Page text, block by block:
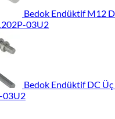
Bedok Endüktif M12
03U2
Bedok Endüktif DC
03U2